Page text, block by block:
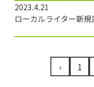
2023.4.21
ローカルライター新規
‹ 1